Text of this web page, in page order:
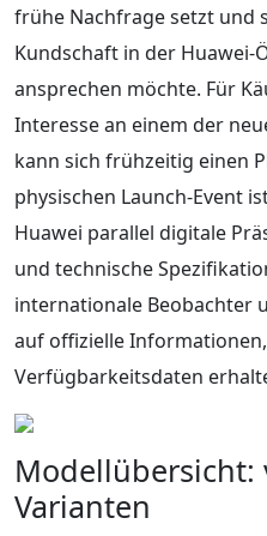
frühe Nachfrage setzt und
Kundschaft in der Huawei-
ansprechen möchte. Für
Interesse an einem der
kann sich frühzeitig einen
physischen Launch-Event
Huawei parallel digitale
und technische
internationale Beobachter
auf offizielle
Verfügbarkeitsdaten
Modellübersicht:
Varianten